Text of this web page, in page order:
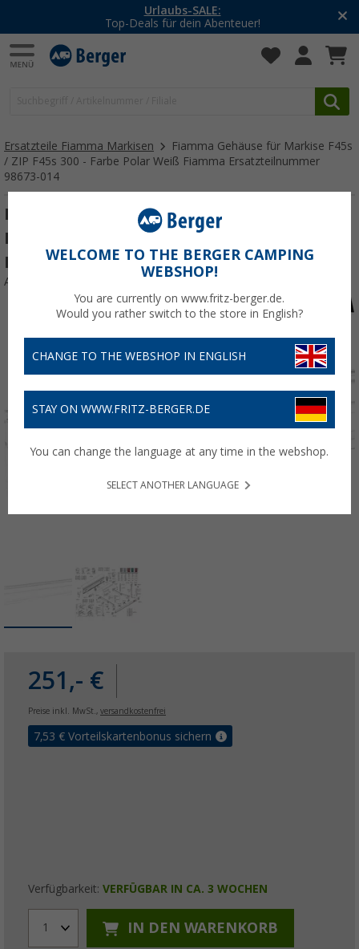
Urlaubs-SALE:
Top-Deals für dein Abenteuer!
Ersatzteile Fiamma Markisen
Fiamma Gehäuse für Markise F45s
/ ZIP F45s 300 - Farbe Polar Weiß Fiamma Ersatzteilnummer
98673-014
Fiamma Gehäuse für Markise F45s / ZIP
F45s 300 - Farbe Polar Weiß Fiamma
Ersatzteilnummer 98673-014
Art.-Nr.: 386337
251,- €
Preise inkl. MwSt., versandkostenfrei
7,53 € Vorteilskartenbonus sichern
Verfügbarkeit: VERFÜGBAR IN CA. 3 WOCHEN
1 IN DEN WARENKORB
WELCOME TO THE BERGER CAMPING
WEBSHOP!
You are currently on www.fritz-berger.de.
Would you rather switch to the store in English?
CHANGE TO THE WEBSHOP IN ENGLISH
STAY ON WWW.FRITZ-BERGER.DE
You can change the language at any time in the webshop.
SELECT ANOTHER LANGUAGE